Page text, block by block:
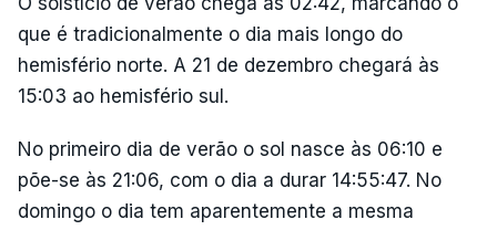
que é tradicionalmente o dia mais longo do
hemisfério norte. A 21 de dezembro chegará às
15:03 ao hemisfério sul.
No primeiro dia de verão o sol nasce às 06:10 e
põe-se às 21:06, com o dia a durar 14:55:47. No
domingo o dia tem aparentemente a mesma